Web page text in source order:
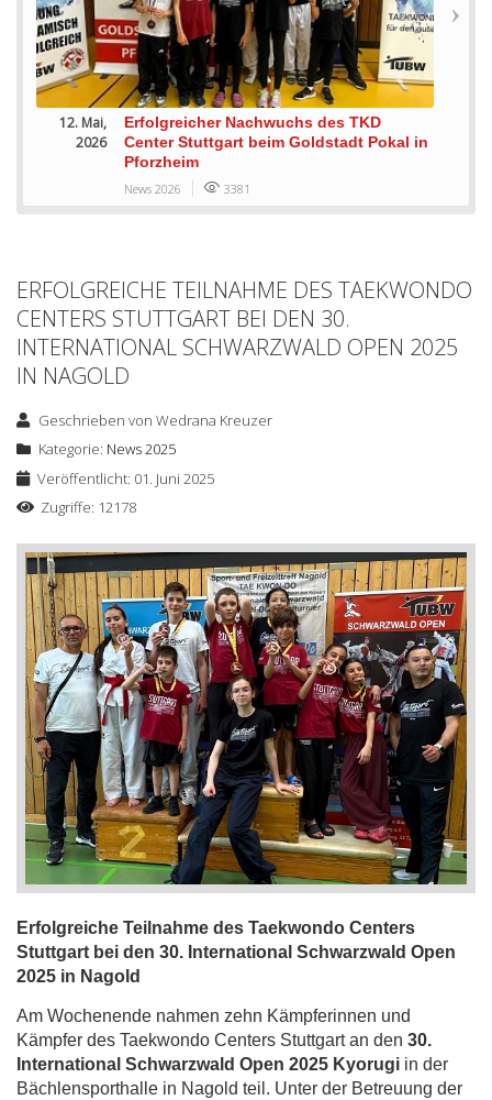
12. Mai,
2026
Erfolgreicher Nachwuchs des TKD
Center Stuttgart beim Goldstadt Pokal in
Pforzheim
News 2026 3381
ERFOLGREICHE TEILNAHME DES TAEKWONDO
CENTERS STUTTGART BEI DEN 30.
INTERNATIONAL SCHWARZWALD OPEN 2025
IN NAGOLD
Geschrieben vonWedrana Kreuzer
Kategorie: News 2025
Veröffentlicht: 01. Juni 2025
Zugriffe: 12178
Erfolgreiche Teilnahme des Taekwondo Centers
Stuttgart bei den 30. International Schwarzwald Open
2025 in Nagold
Am Wochenende nahmen zehn Kämpferinnen und
Kämpfer des Taekwondo Centers Stuttgart an den 30.
International Schwarzwald Open 2025 Kyorugi in der
Bächlensporthalle in Nagold teil. Unter der Betreuung der